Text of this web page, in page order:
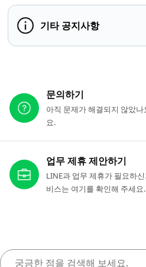
기타 공지사항
문의하기
아직 문제가 해결되지 않았
요.
업무 제휴 제안하기
LINE과 업무 제휴가 필요하
비스는 여기를 확인해 주세요.